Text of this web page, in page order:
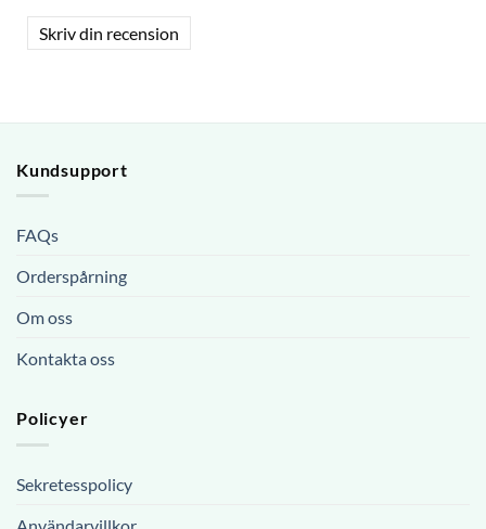
Skriv din recension
Kundsupport
FAQs
Orderspårning
Om oss
Kontakta oss
Policyer
Sekretesspolicy